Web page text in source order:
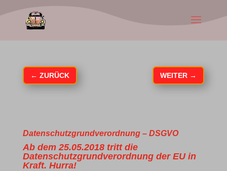
← ZURÜCK WEITER →
Datenschutzgrundverordnung – DSGVO
Ab dem 25.05.2018 tritt die
Datenschutzgrundverordnung der EU in
Kraft. Hurra!